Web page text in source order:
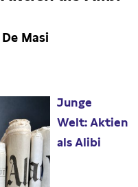
Masi
Junge
Welt: Aktien
als Alibi